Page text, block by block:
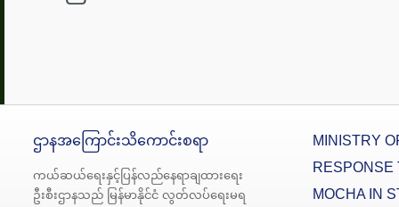
ဌာနအကြောင်းသိကောင်းစရာ
ကယ်ဆယ်ရေးနှင့်ပြန်လည်နေရာချထားရေး
ဦးစီးဌာနသည် မြန်မာနိုင်ငံ လွတ်လပ်ရေးမရ
MINISTRY
RESPONSE
MOCHA IN